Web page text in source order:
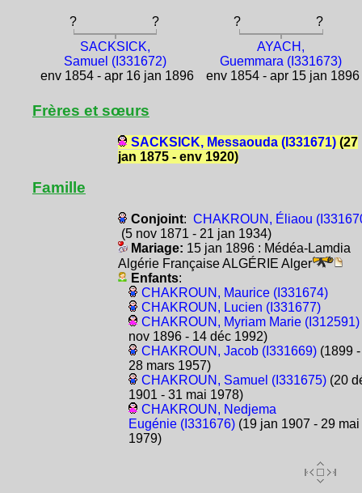
? ? ?
?
SACKSICK,
Samuel (I331672)
env 1854 - apr 16 jan 1896
AYACH,
Guemmara (I331673)
env 1854 - apr 15 jan 1896
Frères et sœurs
SACKSICK, Messaouda (I331671)(27
jan 1875 - env 1920)
Famille
Conjoint: CHAKROUN, Éliaou
(5 nov 1871 - 21 jan 1934)
Mariage: 15 jan 1896 : Médéa-Lamdia
Algérie Française ALGÉRIE Alger
Enfants:
CHAKROUN, Maurice (I331674)
CHAKROUN, Lucien (I331677)
CHAKROUN, Myriam Marie (I312591)
nov 1896 - 14 déc 1992)
CHAKROUN, Jacob (I331669)(1899 -
28 mars 1957)
CHAKROUN, Samuel (I331675)(20
1901 - 31 mai 1978)
CHAKROUN, Nedjema
Eugénie (I331676)(19 jan 1907 - 29 mai
1979)